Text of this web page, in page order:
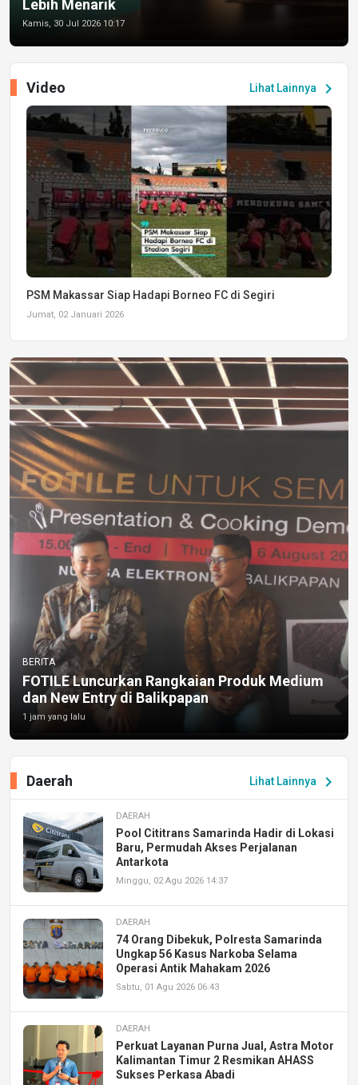
Lebih Menarik
Kamis, 30 Jul 2026 10:17
Lihat Lainnya chevron_right
Video
PSM Makassar Siap Hadapi Borneo FC di Segiri
Jumat, 02 Januari 2026
BERITA
FOTILE Luncurkan Rangkaian Produk Medium
dan New Entry di Balikpapan
1 jam yang lalu
Lihat Lainnya chevron_right
Daerah
DAERAH
Pool Cititrans Samarinda Hadir di Lokasi
Baru, Permudah Akses Perjalanan
Antarkota
Minggu, 02 Agu 2026 14:37
DAERAH
74 Orang Dibekuk, Polresta Samarinda
Ungkap 56 Kasus Narkoba Selama
Operasi Antik Mahakam 2026
Sabtu, 01 Agu 2026 06:43
DAERAH
Perkuat Layanan Purna Jual, Astra Motor
Kalimantan Timur 2 Resmikan AHASS
Sukses Perkasa Abadi